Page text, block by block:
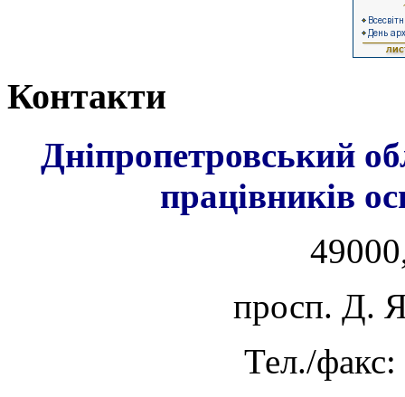
Контакти
Дніпропетровський
працівників
просп. Д.
Тел./